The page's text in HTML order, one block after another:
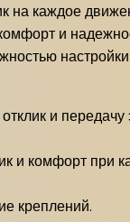
на каждое
и
и передачу
и комфорт при
креплений.